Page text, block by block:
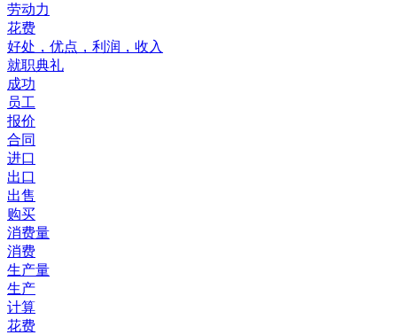
劳动力
花费
好处，优点，利润，收入
就职典礼
成功
员工
报价
合同
进口
出口
出售
购买
消费量
消费
生产量
生产
计算
花费